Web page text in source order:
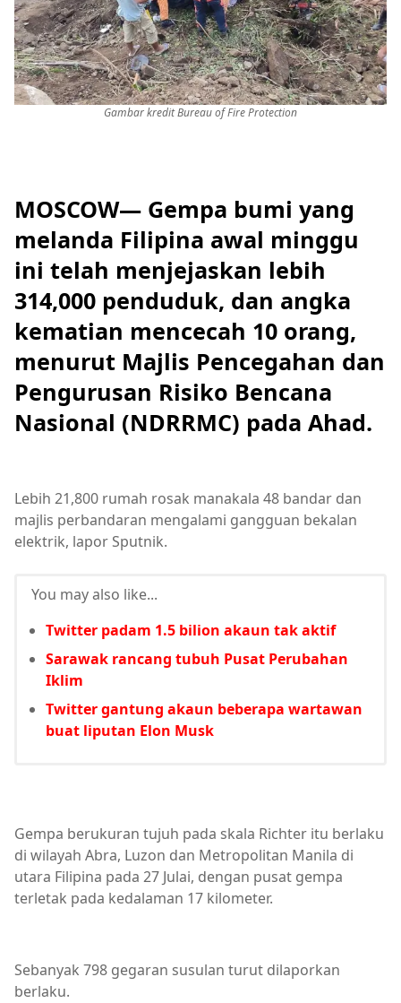
Gambar kredit Bureau of Fire Protection
MOSCOW— Gempa bumi yang
melanda Filipina awal minggu
ini telah menjejaskan lebih
314,000 penduduk, dan angka
kematian mencecah 10 orang,
menurut Majlis Pencegahan dan
Pengurusan Risiko Bencana
Nasional (NDRRMC) pada Ahad.
Lebih 21,800 rumah rosak manakala 48 bandar dan
majlis perbandaran mengalami gangguan bekalan
elektrik, lapor Sputnik.
You may also like...
Twitter padam 1.5 bilion akaun tak aktif
Sarawak rancang tubuh Pusat Perubahan
Iklim
Twitter gantung akaun beberapa wartawan
buat liputan Elon Musk
Gempa berukuran tujuh pada skala Richter itu berlaku
di wilayah Abra, Luzon dan Metropolitan Manila di
utara Filipina pada 27 Julai, dengan pusat gempa
terletak pada kedalaman 17 kilometer.
Sebanyak 798 gegaran susulan turut dilaporkan
berlaku.